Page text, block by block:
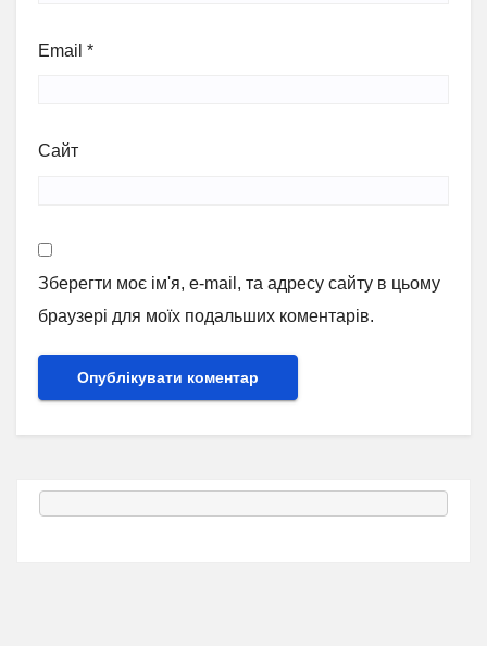
Email *
Сайт
Зберегти моє ім'я, e-mail, та адресу сайту в цьому
браузері для моїх подальших коментарів.